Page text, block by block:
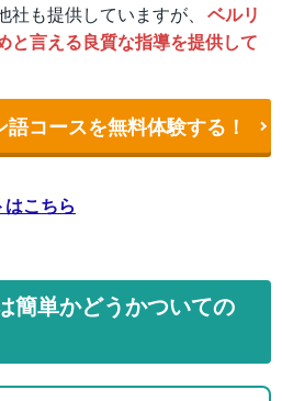
も提供していますが、 ベルリ
と言える良質な指導を提供して
コースを無料体験する！
こちら
簡単かどうかついての